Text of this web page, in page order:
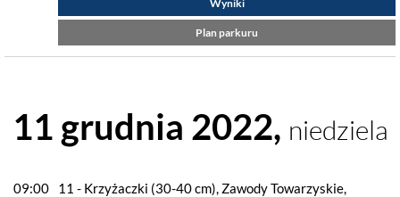
Wyniki
Plan parkuru
11 grudnia 2022, niedziela
09:00
11 - Krzyżaczki (30-40 cm), Zawody Towarzyskie,